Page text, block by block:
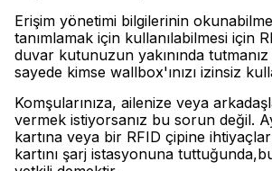
Erişim yönetimi bilgilerinin
tanımlamak için kullanılabilmesi için
duvar kutunuzun yakınında
sayede kimse wallbox'ınızı izinsiz
Komşularınıza, ailenize veya
vermek istiyorsanız bu sorun değil.
kartına veya bir RFID çipine
kartını şarj istasyonuna